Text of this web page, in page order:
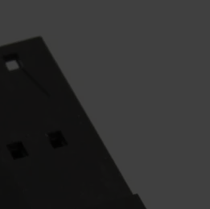
Makera kontakthus